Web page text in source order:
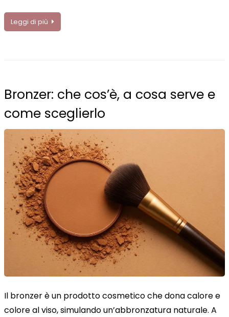
Leggi di più
Bronzer: che cos’è, a cosa serve e
come sceglierlo
Il bronzer è un prodotto cosmetico che dona calore e
colore al viso, simulando un’abbronzatura naturale. A